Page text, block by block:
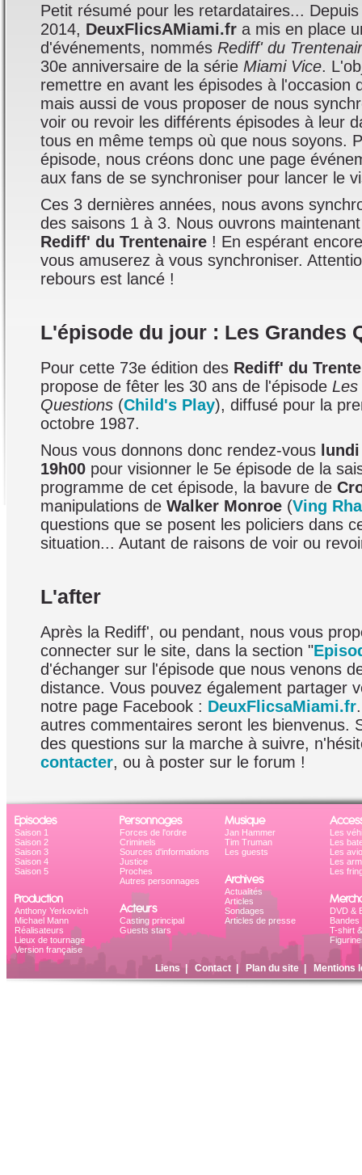
Petit résumé pour les retardataires... Depuis
2014, DeuxFlicsAMiami.fr a mis en place
d'événements, nommés Rediff' du
30e anniversaire de la série Miami Vice.
remettre en avant les épisodes à l'occasion
mais aussi de vous proposer de nous
voir ou revoir les différents épisodes à leur
tous en même temps où que nous soyons.
épisode, nous créons donc une page
aux fans de se synchroniser pour lancer le
Ces 3 dernières années, nous avons
des saisons 1 à 3. Nous ouvrons
Rediff' du Trentenaire ! En espérant
vous amuserez à vous synchroniser.
rebours est lancé !
L'épisode du jour : Les Grandes
Pour cette 73e édition des Rediff' du
propose de fêter les 30 ans de l'épisode
Questions (Child's Play), diffusé pour la
octobre 1987.
Nous vous donnons donc rendez-vous lundi
19h00 pour visionner le 5e épisode de la
programme de cet épisode, la bavure de
manipulations de Walker Monroe (Ving
questions que se posent les policiers dans
situation... Autant de raisons de voir ou
L'after
Après la Rediff', ou pendant, nous vous
connecter sur le site, dans la section "
d'échanger sur l'épisode que nous venons
distance. Vous pouvez également partager
notre page Facebook : DeuxFlicsaMiami.fr
autres commentaires seront les bienvenus.
des questions sur la marche à suivre,
contacter, ou à poster sur le forum !
Episodes
Saison 1
Saison 2
Saison 3
Saison 4
Saison 5
Production
Anthony Yerkovich
Michael Mann
Réalisateurs
Lieux de tournage
Version française
Personnages
Forces de l'ordre
Criminels
Sources d'informations
Justice
Proches
Autres personnages
Acteurs
Casting principal
Guests stars
Musique
Jan Hammer
Tim Truman
Les guests
Archives
Actualités
Articles
Sondages
Articles de presse
Les
Les
Les
Les
Les
DVD &
Bandes
T-shirt
Liens | Contact| Plan du site| Mentions